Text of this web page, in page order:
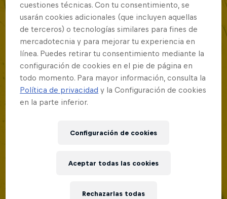
cuestiones técnicas. Con tu consentimiento, se
usarán cookies adicionales (que incluyen aquellas
de terceros) o tecnologías similares para fines de
mercadotecnia y para mejorar tu experiencia en
línea. Puedes retirar tu consentimiento mediante la
configuración de cookies en el pie de página en
todo momento. Para mayor información, consulta la
Política de privacidad y la Configuración de cookies
en la parte inferior.
Configuración de cookies
Rechazarlas todas
Aceptar todas las cookies